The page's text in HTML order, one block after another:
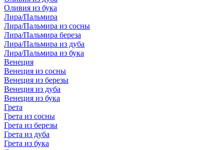
Оливия из бука
Лира/Пальмира
Лира/Пальмира из сосны
Лира/Пальмира береза
Лира/Пальмира из дуба
Лира/Пальмира из бука
Венеция
Венеция из сосны
Венеция из березы
Венеция из дуба
Венеция из бука
Грета
Грета из сосны
Грета из березы
Грета из дуба
Грета из бука